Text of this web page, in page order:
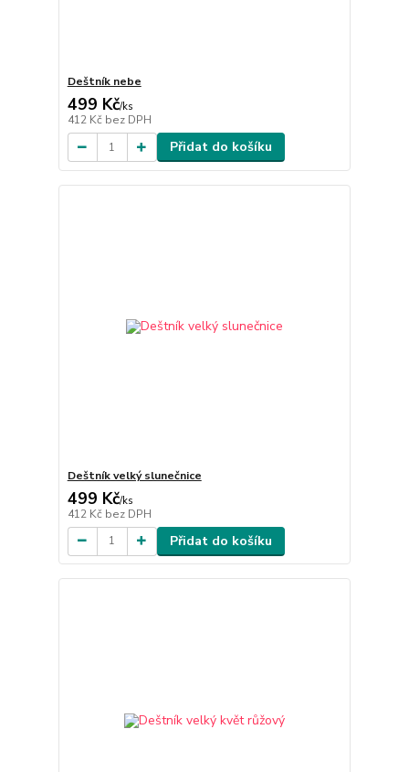
Deštník nebe
499 Kč/ks
412 Kč bez DPH
Přidat do košíku
Deštník velký slunečnice
499 Kč/ks
412 Kč bez DPH
Přidat do košíku